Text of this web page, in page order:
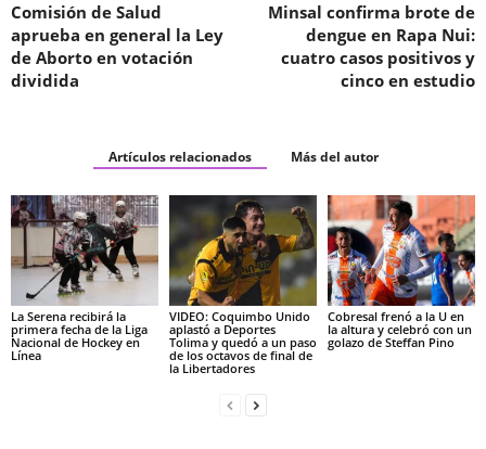
Comisión de Salud
aprueba en general la Ley
de Aborto en votación
dividida
Minsal confirma brote de
dengue en Rapa Nui:
cuatro casos positivos y
cinco en estudio
Artículos relacionados Más del autor
La Serena recibirá la
primera fecha de la Liga
Nacional de Hockey en
Línea
VIDEO: Coquimbo Unido
aplastó a Deportes
Tolima y quedó a un paso
de los octavos de final de
la Libertadores
Cobresal frenó a la U en
la altura y celebró con un
golazo de Steffan Pino